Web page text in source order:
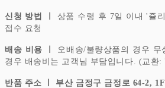
신청 방법 ㅣ 상품 수령 후 7일 이내 '쥴
접수 요청
배송 비용 ㅣ
오배송/불량상품의 경우 무
경우 배송비는 고객님 부담입니다. (교환:
반품 주소 ㅣ 부산 금정구 금정로 64-2, 1F